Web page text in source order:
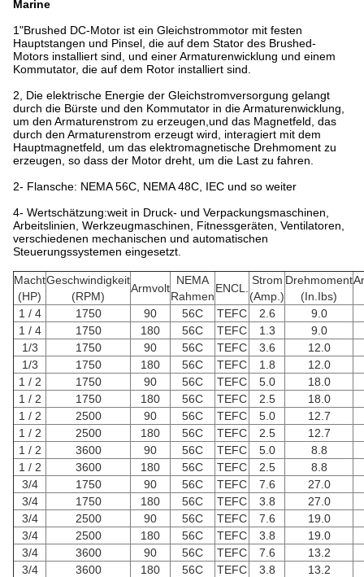
Marine
1"Brushed DC-Motor ist ein Gleichstrommotor mit festen
Hauptstangen und Pinsel, die auf dem Stator des Brushed-
Motors installiert sind, und einer Armaturenwicklung und einem
Kommutator, die auf dem Rotor installiert sind.
2, Die elektrische Energie der Gleichstromversorgung gelangt
durch die Bürste und den Kommutator in die Armaturenwicklung,
um den Armaturenstrom zu erzeugen,und das Magnetfeld, das
durch den Armaturenstrom erzeugt wird, interagiert mit dem
Hauptmagnetfeld, um das elektromagnetische Drehmoment zu
erzeugen, so dass der Motor dreht, um die Last zu fahren.
2- Flansche: NEMA 56C, NEMA 48C, IEC und so weiter
4- Wertschätzung:weit in Druck- und Verpackungsmaschinen,
Arbeitslinien, Werkzeugmaschinen, Fitnessgeräten, Ventilatoren,
verschiedenen mechanischen und automatischen
Steuerungssystemen eingesetzt.
Macht
(HP)
Geschwindigkeit
(RPM)
Armvolt
NEMA
Rahmen
ENCL.
Strom
(Amp.)
Drehmoment
(In.Ibs)
1 / 4 1750 90 56C TEFC 2.6
9.0
1 / 4
1750 180 56C TEFC 1.3
9.0
1/3
1750 90 56C TEFC 3.6
12.0
1/3
1750 180 56C TEFC 1.8
12.0
1 / 2
1750 90 56C TEFC 5.0
18.0
1 / 2
1750 180 56C TEFC 2.5
18.0
1 / 2
2500 90 56C TEFC 5.0
12.7
1 / 2
2500 180 56C TEFC 2.5
12.7
1 / 2
3600 90 56C TEFC 5.0
8.8
1 / 2
3600 180 56C TEFC 2.5
8.8
3/4
1750 90 56C TEFC 7.6
27.0
3/4
1750 180 56C TEFC 3.8
27.0
3/4
2500 90 56C TEFC 7.6
19.0
3/4
2500 180 56C TEFC 3.8
19.0
3/4
3600 90 56C TEFC 7.6
13.2
3/4
3600 180 56C TEFC 3.8
13.2